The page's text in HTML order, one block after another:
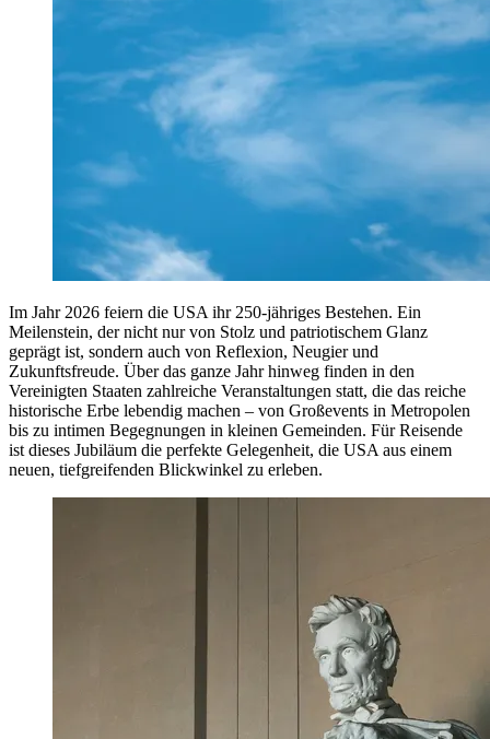
Im Jahr 2026 feiern die USA ihr 250-jähriges Bestehen. Ein
Meilenstein, der nicht nur von Stolz und patriotischem Glanz
geprägt ist, sondern auch von Reflexion, Neugier und
Zukunftsfreude. Über das ganze Jahr hinweg finden in den
Vereinigten Staaten zahlreiche Veranstaltungen statt, die das reiche
historische Erbe lebendig machen – von Großevents in Metropolen
bis zu intimen Begegnungen in kleinen Gemeinden. Für Reisende
ist dieses Jubiläum die perfekte Gelegenheit, die USA aus einem
neuen, tiefgreifenden Blickwinkel zu erleben.